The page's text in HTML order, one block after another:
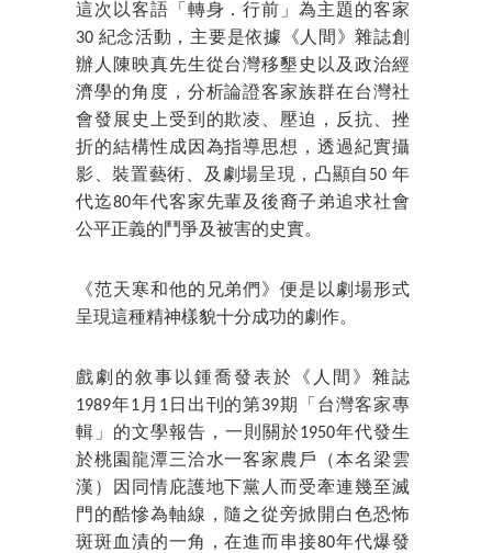
這次以客語「轉身．行前」為主題的客家
30 紀念活動，主要是依據《人間》雜誌創
辦人陳映真先生從台灣移墾史以及政治經
濟學的角度，分析論證客家族群在台灣社
會發展史上受到的欺凌、壓迫，反抗、挫
折的結構性成因為指導思想，透過紀實攝
影、裝置藝術、及劇場呈現，凸顯自50 年
代迄80年代客家先輩及後裔子弟追求社會
公平正義的鬥爭及被害的史實。
《范天寒和他的兄弟們》便是以劇場形式
呈現這種精神樣貌十分成功的劇作。
戲劇的敘事以鍾喬發表於《人間》雜誌
1989年1月1日出刊的第39期「台灣客家專
輯」的文學報告，一則關於1950年代發生
於桃園龍潭三洽水一客家農戶（本名梁雲
漢）因同情庇護地下黨人而受牽連幾至滅
門的酷慘為軸線，隨之從旁掀開白色恐怖
斑斑血漬的一角，在進而串接80年代爆發